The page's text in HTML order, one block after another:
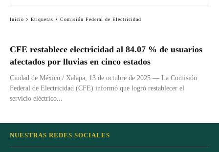
CFE restablece electricidad al 84.07 % de usuarios
afectados por lluvias en cinco estados
Ciudad de México / Xalapa, 13 de octubre de 2025 — La Comisión
Federal de Electricidad (CFE) informó que logró restablecer el
servicio eléctrico...
Inicio Etiquetas Comisión Federal de Electricidad
NUESTRAS REDES SOCIALES